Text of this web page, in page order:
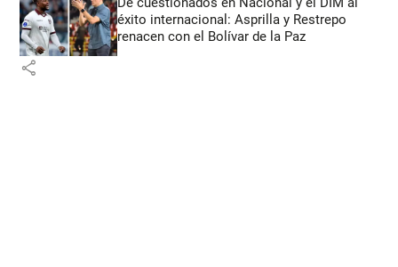
éxito internacional: Asprilla y Restrepo
renacen con el Bolívar de la Paz
share